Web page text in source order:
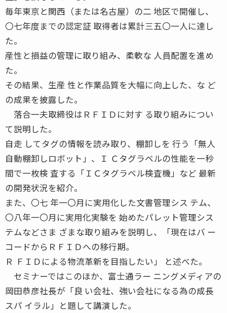
毎年東京と関西（または名古屋）の二 地区で開催し、
〇七年度までの認定証 取得者は累計三五〇一人に達し
た。
産性と損益の管理に取り組み、柔軟な 人員配置を進め
た。
その結果、生産 性と作業品質を大幅に向上した、な ど
の成果を披露した。
落合一夫取締役はＲＦＩＤに対す る取り組みについ
て説明した。
自走 してタグの情報を読み取り、棚卸しを 行う「無人
自動棚卸しロボット」、Ｉ Ｃタグラベルの性能を一秒
間で一枚検 査する「ＩＣタグラベル検査機」など 最新
の開発状況を紹介。
また、〇七 年一〇月に実用化した文書管理シス テム、
〇八年一〇月に実用化実験を 始めたパレット管理シス
テムなどさま ざまな取り組みを説明し、「現在はバ ー
コードからＲＦＩＤへの移行期。
Ｒ ＦＩＤによる物流革新を目指したい」 と述べた。
セミナーではこのほか、富士通ラー ニングメディアの
岡田恭彦社長が「良 い会社、強い会社になる為の成長
スパ イラル」と題して講演した。